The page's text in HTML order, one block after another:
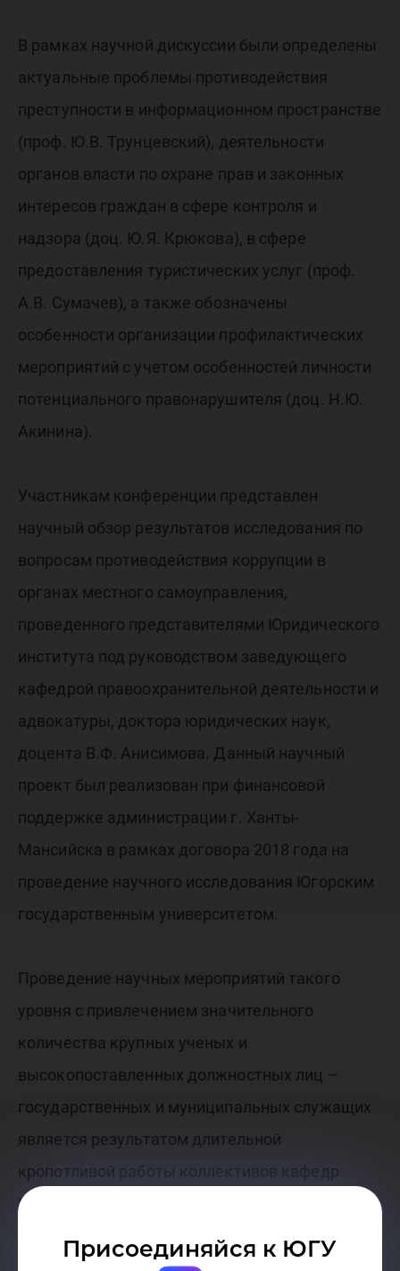
Присоединяйся к ЮГУ
В рамках научной дискуссии были определены
актуальные проблемы противодействия
преступности в информационном пространстве
(проф. Ю.В. Трунцевский), деятельности
органов власти по охране прав и законных
интересов граждан в сфере контроля и
надзора (доц. Ю.Я. Крюкова), в сфере
предоставления туристических услуг (проф.
А.В. Сумачев), а также обозначены
особенности организации профилактических
мероприятий с учетом особенностей личности
потенциального правонарушителя (доц. Н.Ю.
Акинина).
Участникам конференции представлен
научный обзор результатов исследования по
вопросам противодействия коррупции в
органах местного самоуправления,
проведенного представителями Юридического
института под руководством заведующего
кафедрой правоохранительной деятельности и
адвокатуры, доктора юридических наук,
доцента В.Ф. Анисимова. Данный научный
проект был реализован при финансовой
поддержке администрации г. Ханты-
Мансийска в рамках договора 2018 года на
проведение научного исследования Югорским
государственным университетом.
Проведение научных мероприятий такого
уровня с привлечением значительного
количества крупных ученых и
высокопоставленных должностных лиц –
государственных и муниципальных служащих
является результатом длительной
кропотливой работы коллективов кафедр
Юридического института, а также иных
подразделений вуза, который способствует